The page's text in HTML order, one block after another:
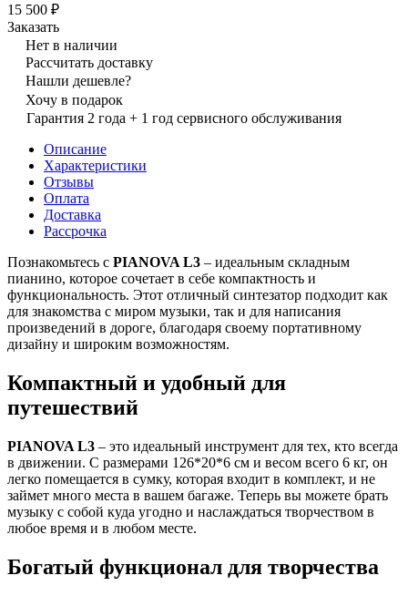
15 500 ₽
Заказать
Нет в наличии
Рассчитать доставку
Нашли дешевле?
Хочу в подарок
Гарантия 2 года + 1 год сервисного обслуживания
Описание
Характеристики
Отзывы
Оплата
Доставка
Рассрочка
Познакомьтесь с PIANOVA L3 – идеальным складным
пианино, которое сочетает в себе компактность и
функциональность. Этот отличный синтезатор подходит как
для знакомства с миром музыки, так и для написания
произведений в дороге, благодаря своему портативному
дизайну и широким возможностям.
Компактный и удобный для
путешествий
PIANOVA L3 – это идеальный инструмент для тех, кто всегда
в движении. С размерами 126*20*6 см и весом всего 6 кг, он
легко помещается в сумку, которая входит в комплект, и не
займет много места в вашем багаже. Теперь вы можете брать
музыку с собой куда угодно и наслаждаться творчеством в
любое время и в любом месте.
Богатый функционал для творчества